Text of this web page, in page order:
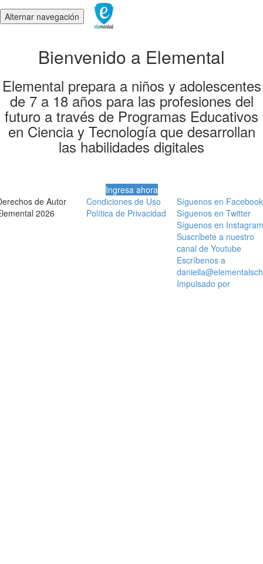
Alternar navegación
Bienvenido a Elemental
Elemental prepara a niños y adolescentes
de 7 a 18 años para las profesiones del
futuro a través de Programas Educativos
en Ciencia y Tecnología que desarrollan
las habilidades digitales
Ingresa ahora
de Autor
2026
Condiciones de Uso
Política de Privacidad
Síguenos en Facebook
Síguenos en Twitter
Síguenos en Instagram
Suscríbete a nuestro
canal de Youtube
Escríbenos a
Impulsado por